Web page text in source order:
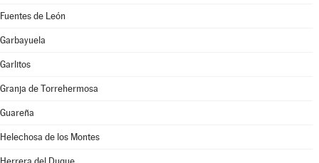
Fuentes de León
Garbayuela
Garlitos
Granja de Torrehermosa
Guareña
Helechosa de los Montes